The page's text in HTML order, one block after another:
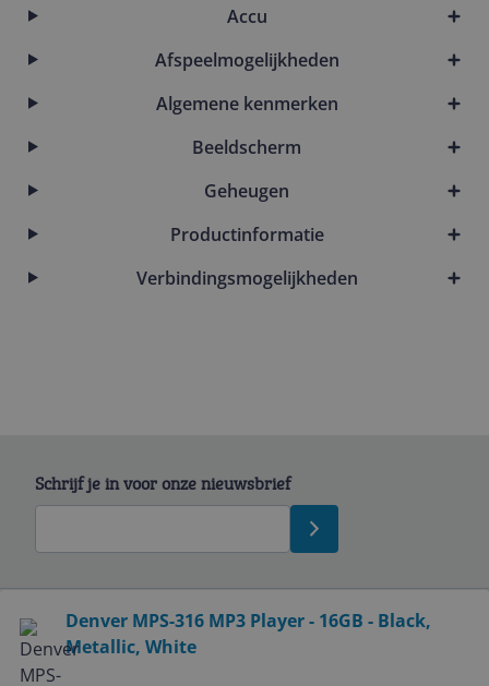
Accu
Afspeelmogelijkheden
Algemene kenmerken
Beeldscherm
Geheugen
Productinformatie
Verbindingsmogelijkheden
Denver MPS-316 MP3 Player - 16GB - Black,
Metallic, White
Schrijf je in voor onze nieuwsbrief
Service